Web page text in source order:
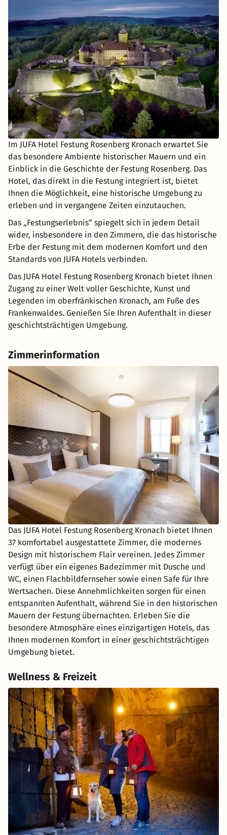
Im JUFA Hotel Festung Rosenberg Kronach erwartet Sie
das besondere Ambiente historischer Mauern und ein
Einblick in die Geschichte der Festung Rosenberg. Das
Hotel, das direkt in die Festung integriert ist, bietet
Ihnen die Möglichkeit, eine historische Umgebung zu
erleben und in vergangene Zeiten einzutauchen.
Das „Festungserlebnis“ spiegelt sich in jedem Detail
wider, insbesondere in den Zimmern, die das historische
Erbe der Festung mit dem modernen Komfort und den
Standards von JUFA Hotels verbinden.
Das JUFA Hotel Festung Rosenberg Kronach bietet Ihnen
Zugang zu einer Welt voller Geschichte, Kunst und
Legenden im oberfränkischen Kronach, am Fuße des
Frankenwaldes. Genießen Sie Ihren Aufenthalt in dieser
geschichtsträchtigen Umgebung.
Zimmerinformation
Das JUFA Hotel Festung Rosenberg Kronach bietet Ihnen
37 komfortabel ausgestattete Zimmer, die modernes
Design mit historischem Flair vereinen. Jedes Zimmer
verfügt über ein eigenes Badezimmer mit Dusche und
WC, einen Flachbildfernseher sowie einen Safe für Ihre
Wertsachen. Diese Annehmlichkeiten sorgen für einen
entspannten Aufenthalt, während Sie in den historischen
Mauern der Festung übernachten. Erleben Sie die
besondere Atmosphäre eines einzigartigen Hotels, das
Ihnen modernen Komfort in einer geschichtsträchtigen
Umgebung bietet.
Wellness & Freizeit